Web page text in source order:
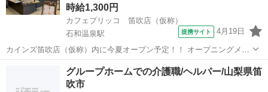
時給1,300円
カフェブリッコ 笛吹店（仮称）
石和温泉駅
提携サイト 4月19日
カインズ笛吹店（仮称）内に今夏オープン予定！！ オープニングメン
バー大募集！ ６月中旬から順次入社研修開始予定 ＝＝＝＝＝＝＝＝＝
＝＝＝＝＝＝＝＝＝＝ 【主婦（夫）の皆さまが大活躍中！】 既存店で
は、 ・小さなお子さんの育...
石和温泉駅 カフェ
グループホームでの介護職/ヘルパー/山梨県笛
吹市